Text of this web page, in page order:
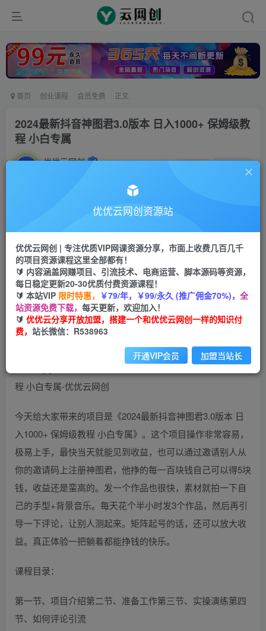
首页 创业课程 会员免费 正文
2024最新抖音神图君3.0版本 日入1000+ 保姆级教
程 小白专属
优优云网创 私信
云币 9.9 云币99
会员免费
立即购买
您当前未登录！建议登陆后购买，可保存购买订单
今天给大家带来的项目是《2024最新抖音神图君3.0版本 日
入1000+ 保姆级教程 小白专属》。这个项目操作非常容易，
极易上手，最快当天就能见到收益，也可以通过邀请别人从
你的邀请码上注册神图君，他挣的每一百块钱自己可以得5块
钱，收益还是蛮高的。发一个作品也很快，素材就拍一下自
己的手型+背景音乐。每天花个半小时发3个作品，然后再引
导一下评论，让别人测起来。矩阵起号的话，还可以放大收
益。真正体验一把躺着都能挣钱的快乐。
课程目录：
第一节、项目介绍第二节、准备工作第三节、实操演练第四
节、如何评论引流
优优云网创资源站
优优云网创 | 专注优质VIP网课资源分享，市面上收费几百几千
的项目资源课程这里全部都有！
🔰 内容涵盖网赚项目、引流技术、电商运营、脚本源码等资源，
每日稳定更新20-30优质付费资源课程！
🔰 本站VIP 限时特惠， ￥79/年，￥99/永久 (推广佣金70%)， 全
站资源免费下载， 每天更新，欢迎加入！
🔰 优优云分享开放加盟，搭建一个和优优云网创一样的知识付
费， 站长微信：R538963
开通VIP会员 加盟当站长